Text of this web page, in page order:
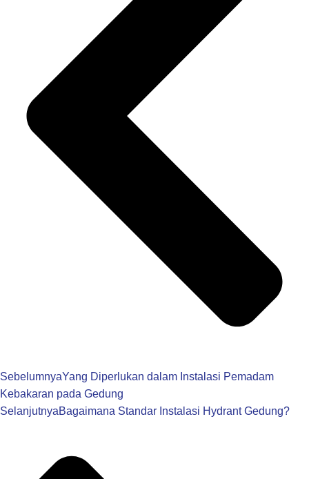
SebelumnyaYang Diperlukan dalam Instalasi Pemadam
Kebakaran pada Gedung
SelanjutnyaBagaimana Standar Instalasi Hydrant Gedung?